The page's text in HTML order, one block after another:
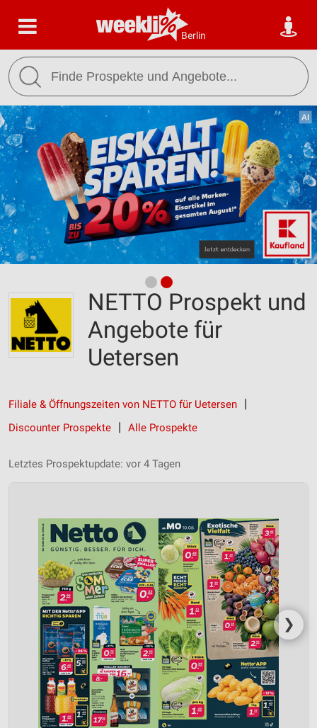
Berlin
NETTO Prospekt und
Angebote für
Uetersen
Filiale & Öffnungszeiten von NETTO für Uetersen
Discounter Prospekte
Alle Prospekte
Letztes Prospektupdate: vor 4 Tagen
❯